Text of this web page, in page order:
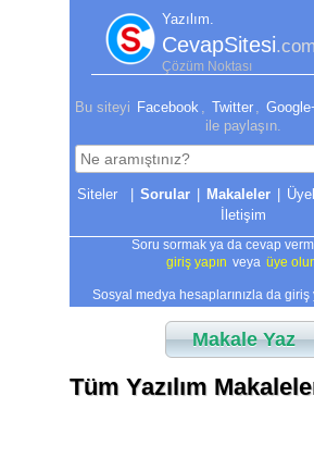
Yazılım.
CevapSitesi.com
Çözüm Noktası
Bu siteyi Facebook Twitter
ile paylaşın.
| Sorular | Makaleler |
İletişim
Soru sormak ya da cevap
giriş yapın veya üye
Sosyal medya hesaplarınızla da giriş
Makale Yaz
Tüm Yazılım